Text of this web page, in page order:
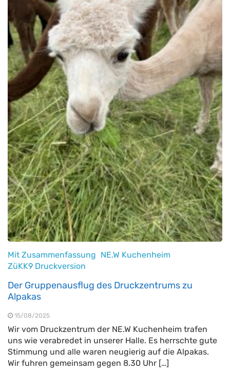
Mit Zusammenfassung NE.W Kuchenheim
ZüKK9 Druckversion
Der Gruppenausflug des Druckzentrums zu
Alpakas
15/08/2025
Wir vom Druckzentrum der NE.W Kuchenheim trafen
uns wie verabredet in unserer Halle. Es herrschte gute
Stimmung und alle waren neugierig auf die Alpakas.
Wir fuhren gemeinsam gegen 8.30 Uhr […]